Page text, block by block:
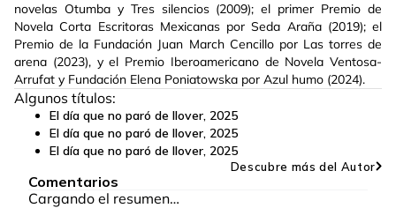
novelas Otumba y Tres silencios (2009); el primer Premio de
Novela Corta Escritoras Mexicanas por Seda Araña (2019); el
Premio de la Fundación Juan March Cencillo por Las torres de
arena (2023), y el Premio Iberoamericano de Novela Ventosa-
Arrufat y Fundación Elena Poniatowska por Azul humo (2024).
Algunos títulos:
El día que no paró de llover, 2025
El día que no paró de llover, 2025
El día que no paró de llover, 2025
Descubre más del Autor
Comentarios
Cargando el resumen…